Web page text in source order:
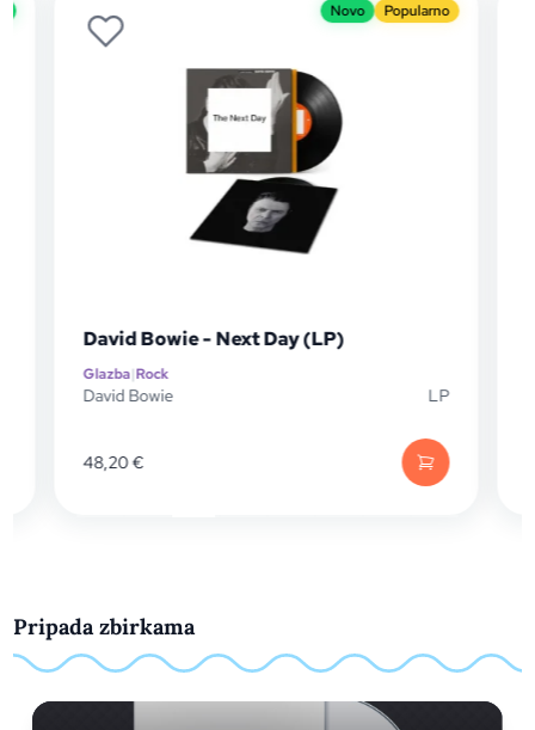
Novo Popularno
David Bowie - Next Day (LP)
Glazba|Rock
David Bowie LP
48,20€
Pripada zbirkama